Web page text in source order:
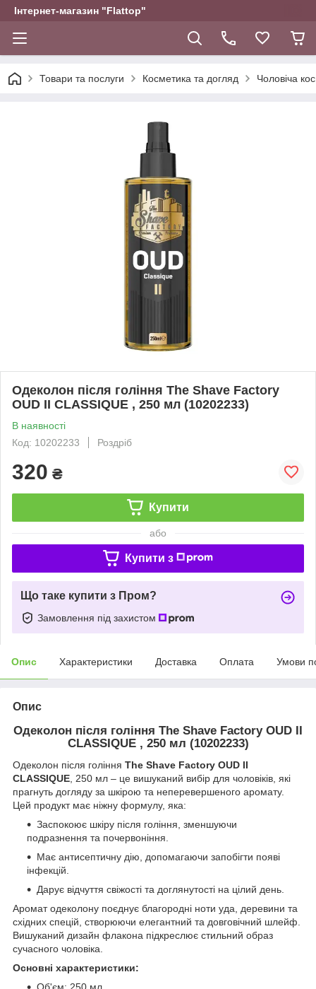
Інтернет-магазин "Flattop"
Товари та послуги Косметика та догляд Чоловіча
Одеколон після гоління The Shave Factory
OUD II CLASSIQUE , 250 мл (10202233)
В наявності
Код: 10202233
Роздріб
320 ₴
Купити
або
Купити з
Що таке купити з Пром?
Замовлення під захистом
Опис Характеристики Доставка Оплата Умови
Опис
Одеколон після гоління The Shave Factory OUD II
CLASSIQUE , 250 мл (10202233)
Одеколон після гоління The Shave Factory OUD II
CLASSIQUE , 250 мл – це вишуканий вибір для чоловіків, які
прагнуть догляду за шкірою та неперевершеного аромату.
Цей продукт має ніжну формулу, яка:
Заспокоює шкіру після гоління, зменшуючи
подразнення та почервоніння.
Має антисептичну дію, допомагаючи запобігти появі
інфекцій.
Дарує відчуття свіжості та доглянутості на цілий день.
Аромат одеколону поєднує благородні ноти уда, деревини та
східних спецій, створюючи елегантний та довговічний шлейф.
Вишуканий дизайн флакона підкреслює стильний образ
сучасного чоловіка.
Основні характеристики:
Об'єм: 250 мл.